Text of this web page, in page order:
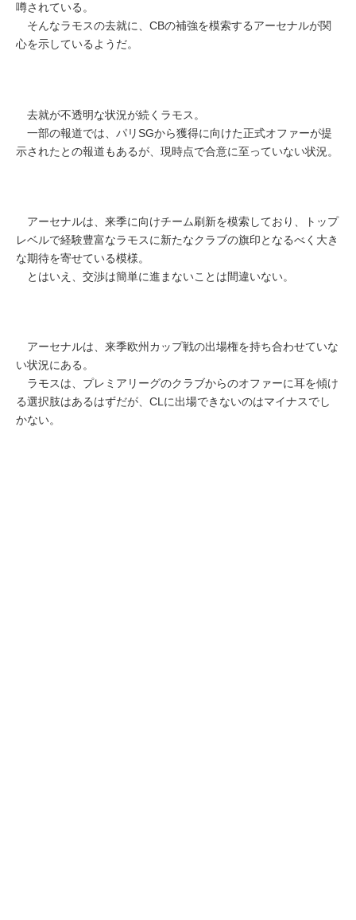
噂されている。
そんなラモスの去就に、CBの補強を模索するアーセナルが関
心を示しているようだ。
去就が不透明な状況が続くラモス。
一部の報道では、パリSGから獲得に向けた正式オファーが提
示されたとの報道もあるが、現時点で合意に至っていない状況。
アーセナルは、来季に向けチーム刷新を模索しており、トップ
レベルで経験豊富なラモスに新たなクラブの旗印となるべく大き
な期待を寄せている模様。
とはいえ、交渉は簡単に進まないことは間違いない。
アーセナルは、来季欧州カップ戦の出場権を持ち合わせていな
い状況にある。
ラモスは、プレミアリーグのクラブからのオファーに耳を傾け
る選択肢はあるはずだが、CLに出場できないのはマイナスでし
かない。